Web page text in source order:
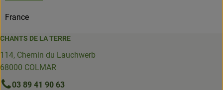
France
CHANTS DE LA TERRE
114, Chemin du Lauchwerb
68000 COLMAR
03 89 41 90 63